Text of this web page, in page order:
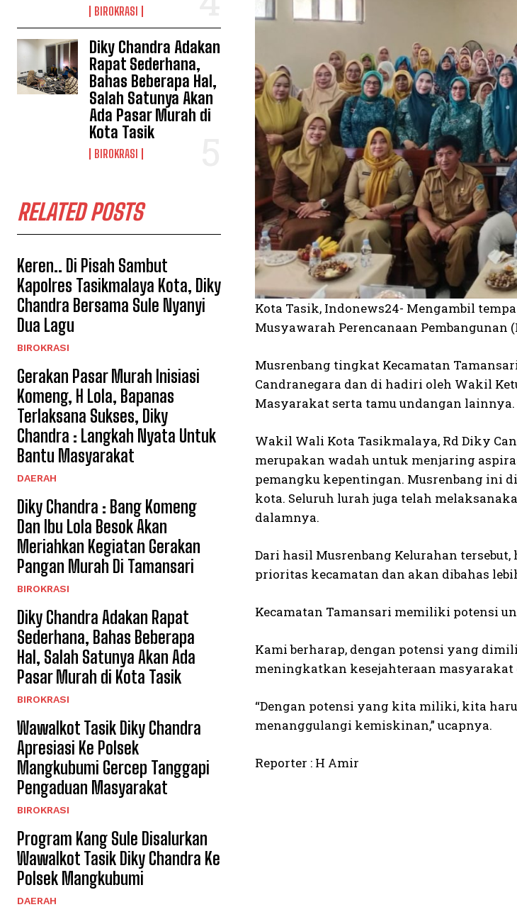
BIROKRASI
Diky Chandra Adakan
Rapat Sederhana,
Bahas Beberapa Hal,
Salah Satunya Akan
Ada Pasar Murah di
Kota Tasik
BIROKRASI
RELATED POSTS
Keren.. Di Pisah Sambut
Kapolres Tasikmalaya Kota, Diky
Chandra Bersama Sule Nyanyi
Dua Lagu
BIROKRASI
Gerakan Pasar Murah Inisiasi
Komeng, H Lola, Bapanas
Terlaksana Sukses, Diky
Chandra : Langkah Nyata Untuk
Bantu Masyarakat
DAERAH
Diky Chandra : Bang Komeng
Dan Ibu Lola Besok Akan
Meriahkan Kegiatan Gerakan
Pangan Murah Di Tamansari
BIROKRASI
Diky Chandra Adakan Rapat
Sederhana, Bahas Beberapa
Hal, Salah Satunya Akan Ada
Pasar Murah di Kota Tasik
BIROKRASI
Wawalkot Tasik Diky Chandra
Apresiasi Ke Polsek
Mangkubumi Gercep Tanggapi
Pengaduan Masyarakat
BIROKRASI
Program Kang Sule Disalurkan
Wawalkot Tasik Diky Chandra Ke
Polsek Mangkubumi
DAERAH
Kota Tasik, Indonews24- Mengambil
Musyawarah Perencanaan Pembangunan
Musrenbang tingkat Kecamatan
Candranegara dan di hadiri oleh Wakil
Masyarakat serta tamu undangan lainnya.
Wakil Wali Kota Tasikmalaya, Rd Diky
merupakan wadah untuk menjaring
pemangku kepentingan. Musrenbang ini
kota. Seluruh lurah juga telah
dalamnya.
Dari hasil Musrenbang Kelurahan
prioritas kecamatan dan akan dibahas
Kecamatan Tamansari memiliki potensi
Kami berharap, dengan potensi yang
meningkatkan kesejahteraan
“Dengan potensi yang kita miliki, kita
menanggulangi kemiskinan,” ucapnya.
Reporter : H Amir